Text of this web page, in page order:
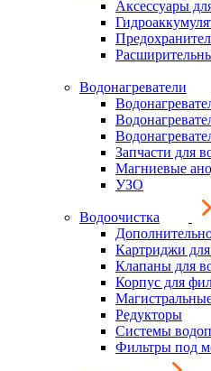
Аксессуары
Водонагреватели
Запчасти для
Магниевые
УЗО
Водоочистка
Картриджи
Клапаны для
Корпус для
Редукторы
Системы
Фильтры под